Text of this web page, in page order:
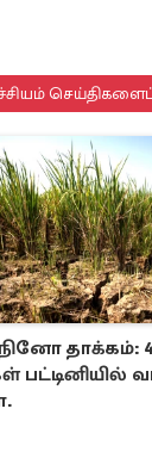
தாக்கம்:
பட்டினியில்